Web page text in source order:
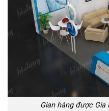
Gian hàng được